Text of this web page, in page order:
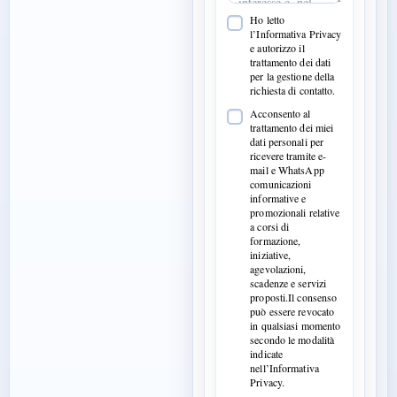
Ho letto
l’Informativa Privacy
e autorizzo il
trattamento dei dati
per la gestione della
richiesta di contatto.
Acconsento al
trattamento dei miei
dati personali per
ricevere tramite e-
mail e WhatsApp
comunicazioni
informative e
promozionali relative
a corsi di
formazione,
iniziative,
agevolazioni,
scadenze e servizi
proposti.Il consenso
può essere revocato
in qualsiasi momento
secondo le modalità
indicate
nell’Informativa
Privacy.